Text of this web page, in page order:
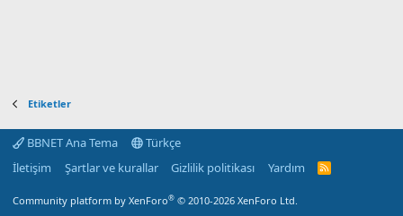
Etiketler
BBNET Ana Tema
Türkçe
İletişim
Şartlar ve kurallar Gizlilik politikası Yardım
R
Community platform by XenForo® © 2010-2026 XenForo Ltd.